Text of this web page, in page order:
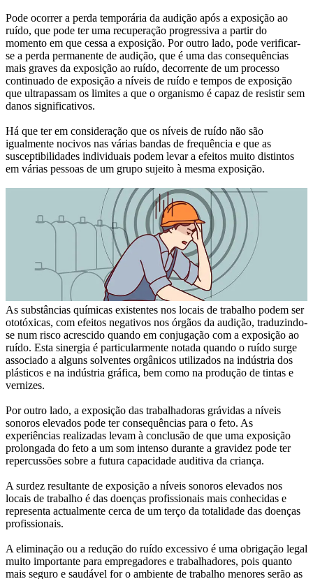
Pode ocorrer a perda temporária da audição após a exposição ao
ruído, que pode ter uma recuperação progressiva a partir do
momento em que cessa a exposição. Por outro lado, pode verificar-
se a perda permanente de audição, que é uma das consequências
mais graves da exposição ao ruído, decorrente de um processo
continuado de exposição a níveis de ruído e tempos de exposição
que ultrapassam os limites a que o organismo é capaz de resistir sem
danos significativos.
Há que ter em consideração que os níveis de ruído não são
igualmente nocivos nas várias bandas de frequência e que as
susceptibilidades individuais podem levar a efeitos muito distintos
em várias pessoas de um grupo sujeito à mesma exposição.
As substâncias químicas existentes nos locais de trabalho podem ser
ototóxicas, com efeitos negativos nos órgãos da audição, traduzindo-
se num risco acrescido quando em conjugação com a exposição ao
ruído. Esta sinergia é particularmente notada quando o ruído surge
associado a alguns solventes orgânicos utilizados na indústria dos
plásticos e na indústria gráfica, bem como na produção de tintas e
vernizes.
Por outro lado, a exposição das trabalhadoras grávidas a níveis
sonoros elevados pode ter consequências para o feto. As
experiências realizadas levam à conclusão de que uma exposição
prolongada do feto a um som intenso durante a gravidez pode ter
repercussões sobre a futura capacidade auditiva da criança.
A surdez resultante de exposição a níveis sonoros elevados nos
locais de trabalho é das doenças profissionais mais conhecidas e
representa actualmente cerca de um terço da totalidade das doenças
profissionais.
A eliminação ou a redução do ruído excessivo é uma obrigação legal
muito importante para empregadores e trabalhadores, pois quanto
mais seguro e saudável for o ambiente de trabalho menores serão as